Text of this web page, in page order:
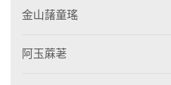
金山藷童瑤
阿玉蔴荖